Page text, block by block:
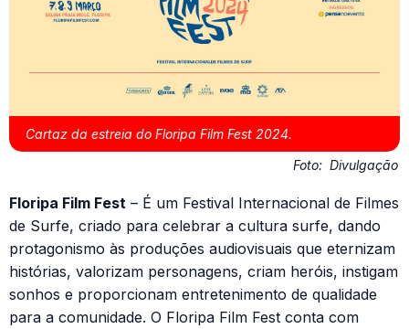
Cartaz da estreia do Floripa Film Fest 2024.
Foto: Divulgação
Floripa Film Fest – É um Festival Internacional de Filmes
de Surfe, criado para celebrar a cultura surfe, dando
protagonismo às produções audiovisuais que eternizam
histórias, valorizam personagens, criam heróis, instigam
sonhos e proporcionam entretenimento de qualidade
para a comunidade. O Floripa Film Fest conta com